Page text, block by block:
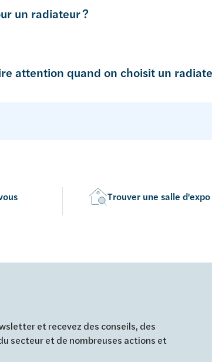
un radiateur ?
attention quand on choisit un
Trouver une salle d'expo
et recevez des conseils, des
secteur et de nombreuses actions et